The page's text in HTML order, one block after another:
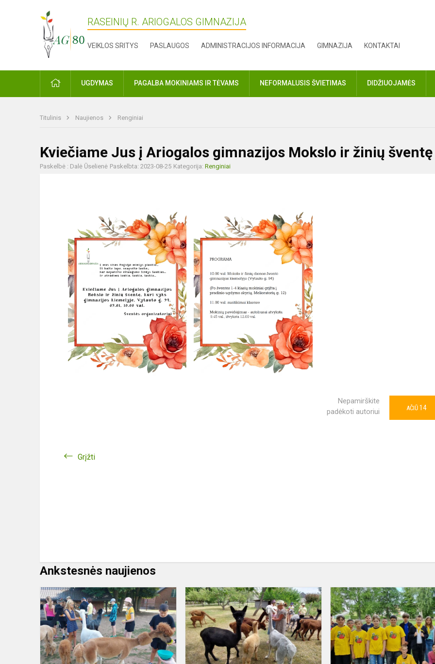
RASEINIŲ R. ARIOGALOS GIMNAZIJA
VEIKLOS SRITYS PASLAUGOS ADMINISTRACIJOS INFORMACIJA GIMNAZIJA KONTAKTAI
PRADŽIAUGDYMAS PAGALBA MOKINIAMS IR TĖVAMS NEFORMALUSIS ŠVIETIMAS DIDŽIUOJAMĖS
Titulinis Naujienos Renginiai
Kviečiame Jus į Ariogalos gimnazijos Mokslo ir žinių šventę
Paskelbė : Dalė Ūselienė Paskelbta: 2023-08-25 Kategorija: Renginiai
Nepamirškite
padėkoti autoriui
AČIŪ 14
Grįžti
Ankstesnės naujienos
Stovykla
"Mūsų
vasara"
„Vasarėlė“
Ariogalos
gimnazijoje